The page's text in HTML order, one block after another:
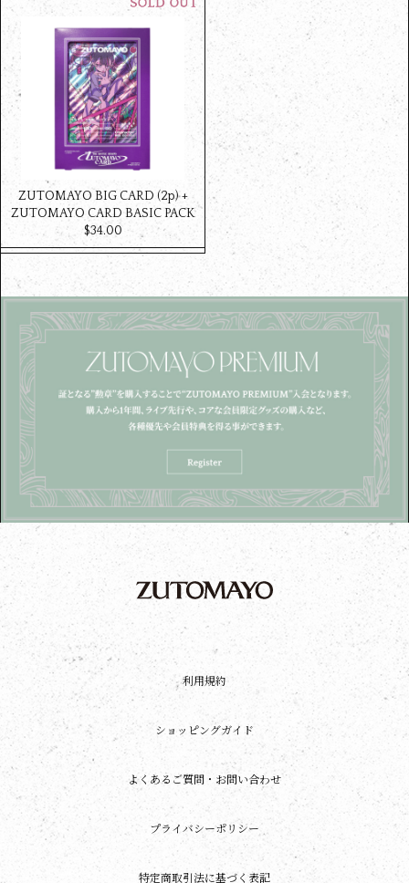
ZUTOMAYO BIG CARD (2p) +
ZUTOMAYO CARD BASIC PACK
$‌34.00
利用規約
ショッピングガイド
よくあるご質問・お問い合わせ
プライバシーポリシー
特定商取引法に基づく表記